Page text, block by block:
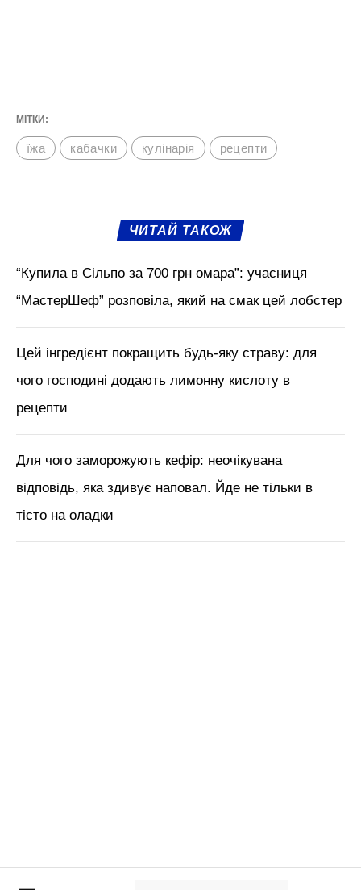
МІТКИ:
їжа кабачки кулінарія рецепти
ЧИТАЙ ТАКОЖ
“Купила в Сільпо за 700 грн омара”: учасниця
“МастерШеф” розповіла, який на смак цей лобстер
Цей інгредієнт покращить будь-яку страву: для
чого господині додають лимонну кислоту в
рецепти
Для чого заморожують кефір: неочікувана
відповідь, яка здивує наповал. Йде не тільки в
тісто на оладки